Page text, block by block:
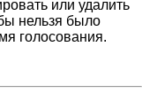
или удалить
нельзя было
голосования.